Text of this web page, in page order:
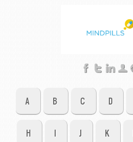
A B C D
H I J K